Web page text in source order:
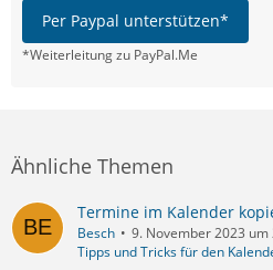
Per Paypal unterstützen*
*Weiterleitung zu PayPal.Me
Ähnliche Themen
Termine im Kalender
Besch
9. November 2023 um
Tipps und Tricks für den